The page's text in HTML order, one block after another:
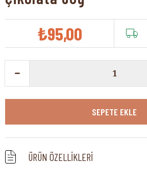
₺95,00
ÜRÜN ÖZELLIKLERI